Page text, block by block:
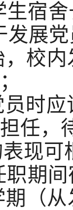
生宿
发展
，校
时
任，
现
职期
期（